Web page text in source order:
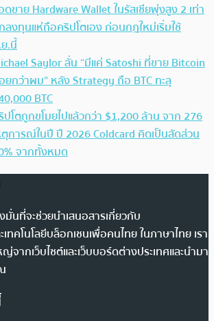
ดขาย Hardware Wallet ในรัสเซียพุ่งสูง 2 เท่า
ลงทุนแห่ถือคริปโตเอง ก่อนกฎใหม่เริ่มใช้
.นี้
Saylor ลั่น “มีแค่ Satoshi ที่ขาย Bitcoin
ยกว่าผม” หลัง Strategy ถือ BTC ทะลุ
BTC
ปโตถูกขโมยไปแล้วกว่า $1,200 ล้าน จาก 276
ตุการณ์ในปี ปี 2026 Coldcard คิดเป็นสัดส่วน
จากทั้งหมด
นที่จะช่วยนำเสนอสารเกี่ยวกับ
ทคโนโลยีบล็อกเชนเพื่อคนไทย ในภาษาไทย เรา
ากเว็บไซต์และเว็บบอร์ดต่างประเทศและนำมา